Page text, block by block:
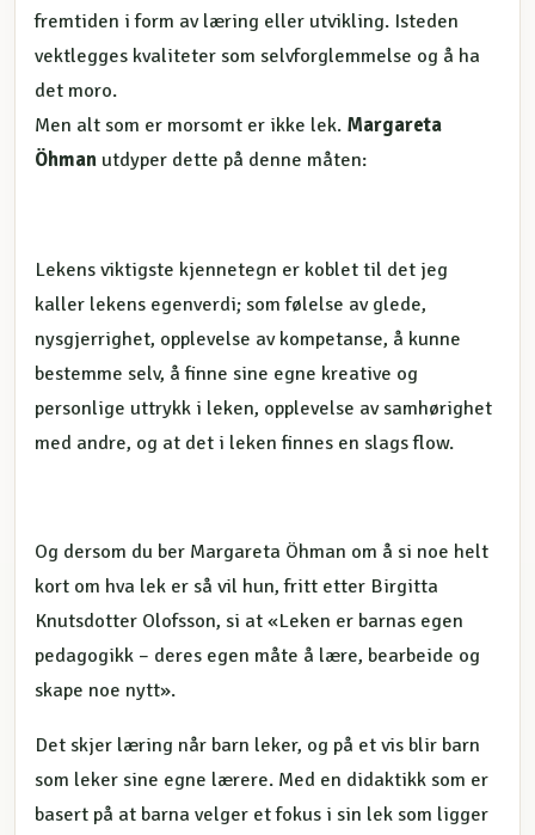
fremtiden i form av læring eller utvikling. Isteden
vektlegges kvaliteter som selvforglemmelse og å ha
det moro.
Men alt som er morsomt er ikke lek. Margareta
Öhman utdyper dette på denne måten:
Lekens viktigste kjennetegn er koblet til det jeg
kaller lekens egenverdi; som følelse av glede,
nysgjerrighet, opplevelse av kompetanse, å kunne
bestemme selv, å finne sine egne kreative og
personlige uttrykk i leken, opplevelse av samhørighet
med andre, og at det i leken finnes en slags flow.
Og dersom du ber Margareta Öhman om å si noe helt
kort om hva lek er så vil hun, fritt etter Birgitta
Knutsdotter Olofsson, si at «Leken er barnas egen
pedagogikk – deres egen måte å lære, bearbeide og
skape noe nytt».
Det skjer læring når barn leker, og på et vis blir barn
som leker sine egne lærere. Med en didaktikk som er
basert på at barna velger et fokus i sin lek som ligger